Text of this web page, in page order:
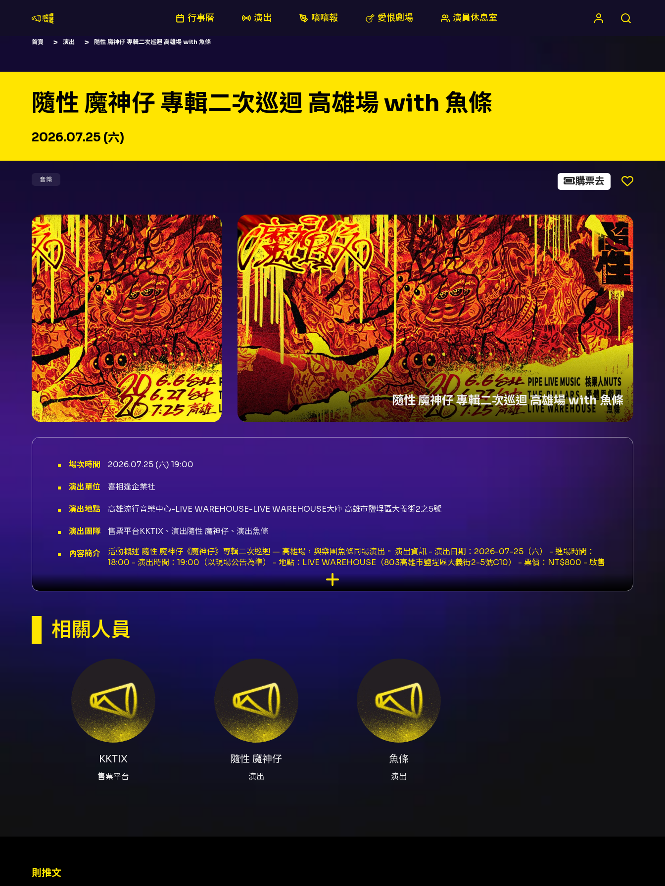
行事曆 演出 嚷嚷報 愛恨劇場 演員休息室
首頁 演出 隨性 魔神仔 專輯二次巡迴 高雄場 with 魚條
隨性 魔神仔 專輯二次巡迴 高雄場 with 魚條
2026.07.25 (六)
音樂 購票去
隨性 魔神仔 專輯二次巡迴 高雄場 with 魚條
場次時間 2026.07.25 (六) 19:00
演出單位 喜相逢企業社
演出地點 高雄流行音樂中心-LIVE WAREHOUSE-LIVE WAREHOUSE大庫 高雄市鹽埕區大義街2之5號
演出團隊 售票平台KKTIX、演出隨性 魔神仔、演出魚條
內容簡介
活動概述 隨性 魔神仔《魔神仔》專輯二次巡迴 — 高雄場，與樂團魚條同場演出。 演出資訊 - 演出日期：2026-07-25（六） - 進場時間：
18:00 - 演出時間：19:00（以現場公告為準） - 地點：LIVE WAREHOUSE（803高雄市鹽埕區大義街2-5號C10） - 票價：NT$800 - 啟售
時間：2026-05-04（一）中午12:00 - 購票通路：KKTIX 網站購票、全台全家便利商店 FamiPort（購票與取票方式依 KKTIX 規定） 購票與
票務說明 - KKTIX 網站購票：僅接受已完成手機號碼及電子郵件驗證之會員購買，建議先加入會員並完成手機與電子郵件驗證，亦可事先在會
無須酌收手續費。 退換票規定（依文化部票券定型化契約及本活動公告） - 本節目採用「方案二」：購票後 3 日內（不含購票日）可申請退
票，逾期不受理；退票需酌收票面金額 5% 手續費。 - 例如：2026/05/04 購票，退票截止日為 2026/05/07（含），2026/05/08 起不受理
明）。 其他注意之票務作業 - 若訂單付款狀態不明，請至會員帳戶「訂單」查詢；未收到「訂單成立通知」郵件不代表交易未成功，建議以會
員訂單記錄為準。 - KKTIX 系統無固定清票時間，未付款票券會陸續釋出。 主辦單位特別提醒 - 請勿於拍賣或未授權通路購票，避免詐騙或門
票真偽問題；非 KKTIX 授權之代購或加價轉售行為，主辦單位與 KKTIX 不負責。 - 如有票券毀損、滅失或遺失，主辦單位將依相關規定提供入
場機制，詳情請洽 KKTIX 客服中心。 圖示與更多資訊請參考活動頁面與 KKTIX： - 活動頁面來源：
https://nicetoseeyou.kktix.cc/events/y9c686b2
注意事項
- 購票前請先加入 KKTIX 會員並完成手機與電子郵件驗證，以免影響購票流程。 - 建議不要使用 Yahoo 或 Hotmail 等易擋信的信箱，以免收
不到訂單成立通知信。 - 每位 KKTIX 會員限購 4 張；全家 FamiPort 也限購 4 張。 - 全家 FamiPort 列印繳費單後需於 10 分鐘內至櫃檯完成
付款，否則訂單會被取消。 - 電子票券為無記名票券，請勿公開或轉讓 QR Code，以免被他人冒領入場。 - 退票：購票後 3 日內可申請退票
（採方案二），退票酌收 5% 手續費；逾期不受理。 - 取票：可選電子票券或全家取票（全家取票每筆手續費 $30，上限 4 張）。 - 現場禁止
攜帶相機、攝影機、錄音器材、外食、玻璃或金屬容器、雷射筆、煙火或其他危險物品；未經主辦同意禁止拍照、錄影、錄音。 - 一人一票、憑
票入場；票券視同有價證券，遺失、破損或無法辨識恕不補發。 - 若觀眾入場後發現視線受阻，請於演出開始後 10 分鐘內向現場工作人員反
相關人員
KKTIX
售票平台
隨性 魔神仔
演出
魚條
演出
則推文